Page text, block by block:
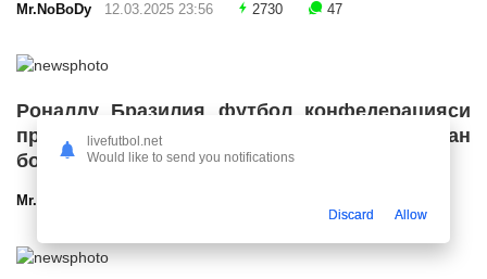
Mr.NoBoDy 12.03.2025 23:56 2730 47
Роналду Бразилия футбол конфедерацияси
президенти лавозимига номзодини қўйишдан
бош тортди
Mr.NoBoDy
livefutbol.net
Would like to send you notifications
Discard Allow